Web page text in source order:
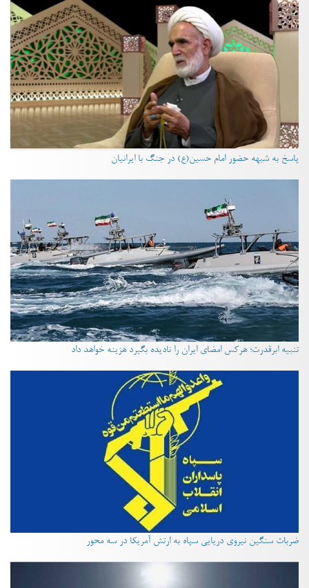
پاسخ به شبهه حضور امام حسین(ع) در جنگ با ایرانیان
تنبیه ابرقدرت؛ هرکس امضای ایران را نادیده بگیرد هزینه خواهد داد
ضربات سنگین نیروی دریایی سپاه به ارتش آمریکا در سه محور